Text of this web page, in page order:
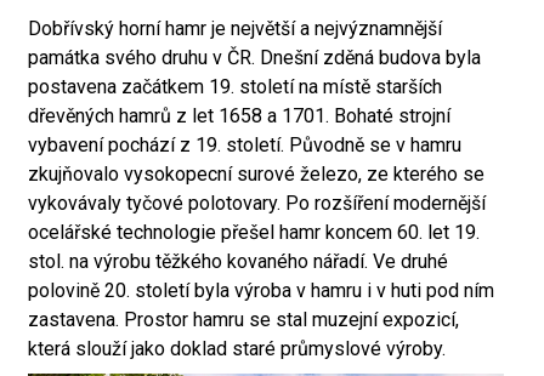
Dobřívský horní hamr je největší a nejvýznamnější
památka svého druhu v ČR. Dnešní zděná budova byla
postavena začátkem 19. století na místě starších
dřevěných hamrů z let 1658 a 1701. Bohaté strojní
vybavení pochází z 19. století. Původně se v hamru
zkujňovalo vysokopecní surové železo, ze kterého se
vykovávaly tyčové polotovary. Po rozšíření modernější
ocelářské technologie přešel hamr koncem 60. let 19.
stol. na výrobu těžkého kovaného nářadí. Ve druhé
polovině 20. století byla výroba v hamru i v huti pod ním
zastavena. Prostor hamru se stal muzejní expozicí,
která slouží jako doklad staré průmyslové výroby.